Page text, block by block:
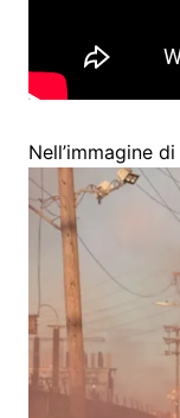
Nell’immagine